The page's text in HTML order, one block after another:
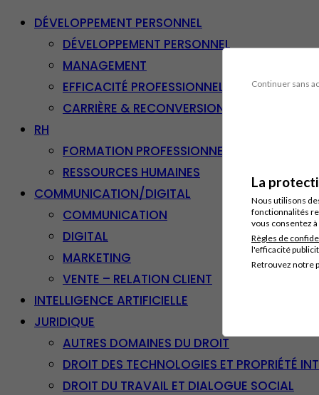
Continuer sans
La
Nous utilisons
fonctionnalités
vous consentez
Règles de
l'efficacité
Retrouvez notre
DÉVELOPPEMENT PERSONNEL
DÉVELOPPEMENT PERSONNEL
MANAGEMENT
EFFICACITÉ PROFESSIONNELLE
CARRIÈRE & RECONVERSION
RH
FORMATION PROFESSIONNELLE
RESSOURCES HUMAINES
COMMUNICATION/DIGITAL
COMMUNICATION
DIGITAL
MARKETING
VENTE – RELATION CLIENT
INTELLIGENCE ARTIFICIELLE
JURIDIQUE
AUTRES DOMAINES DU DROIT
DROIT DES TECHNOLOGIES ET PROPRIÉTÉ
DROIT DU TRAVAIL ET DIALOGUE SOCIAL